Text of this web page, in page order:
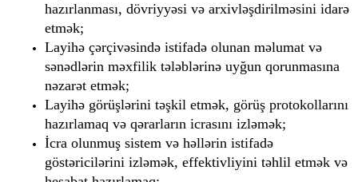
hazırlanması, dövriyyəsi və arxivləşdirilməsini idarə
etmək;
Layihə çərçivəsində istifadə olunan məlumat və
sənədlərin məxfilik tələblərinə uyğun qorunmasına
nəzarət etmək;
Layihə görüşlərini təşkil etmək, görüş protokollarını
hazırlamaq və qərarların icrasını izləmək;
İcra olunmuş sistem və həllərin istifadə
göstəricilərini izləmək, effektivliyini təhlil etmək və